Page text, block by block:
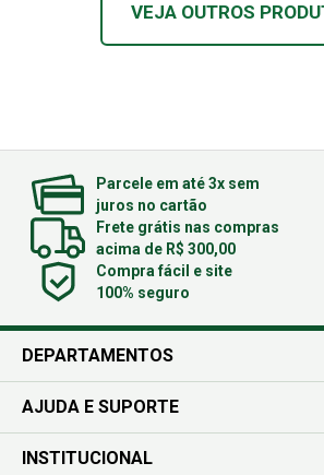
VEJA OUTROS
Parcele em até 3x sem
juros no cartão
Frete grátis nas compras
acima de R$ 300,00
Compra fácil e site
100% seguro
DEPARTAMENTOS
AJUDA E SUPORTE
INSTITUCIONAL